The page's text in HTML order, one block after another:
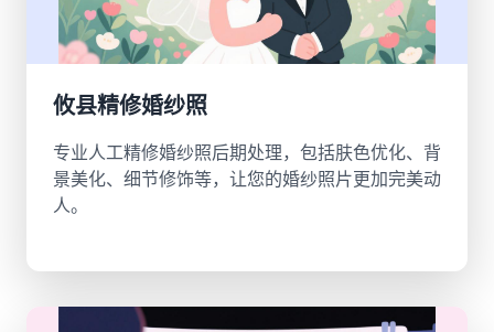
攸县精修婚纱照
专业人工精修婚纱照后期处理，包括肤色优化、背
景美化、细节修饰等，让您的婚纱照片更加完美动
人。